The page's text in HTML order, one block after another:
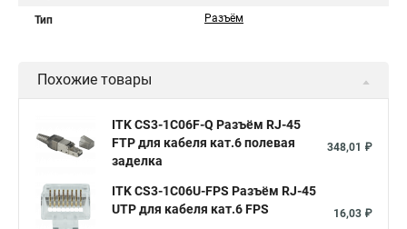
Тип Разъём
Похожие товары
ITK CS3-1C06F-Q Разъём RJ-45
FTP для кабеля кат.6 полевая
заделка
348,01 ₽
ITK CS3-1C06U-FPS Разъём RJ-45
UTP для кабеля кат.6 FPS
16,03 ₽